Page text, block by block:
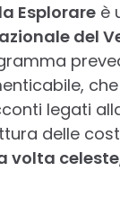
Esplorareè
del
legati
delle
volta celeste